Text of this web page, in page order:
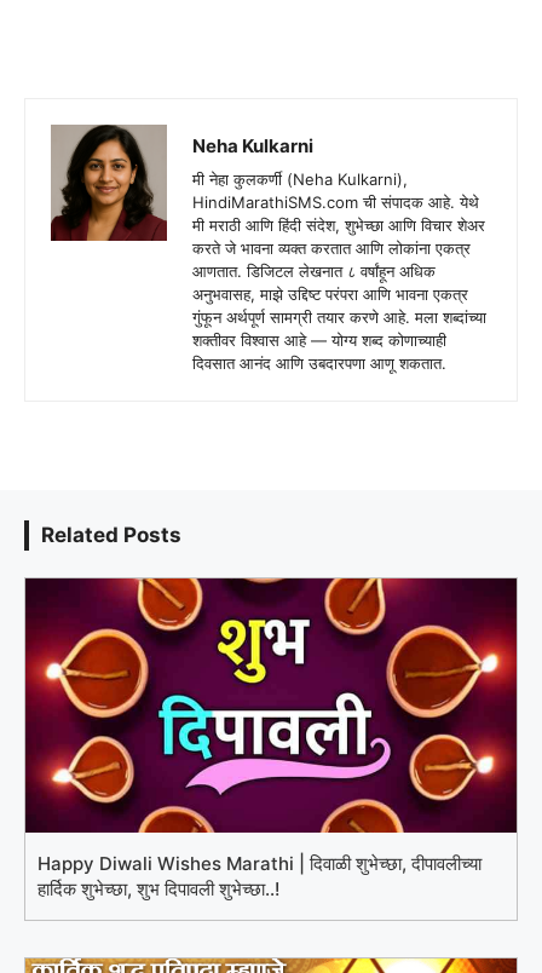
Neha Kulkarni
मी नेहा कुलकर्णी (Neha Kulkarni),
HindiMarathiSMS.com ची संपादक आहे. येथे
मी मराठी आणि हिंदी संदेश, शुभेच्छा आणि विचार शेअर
करते जे भावना व्यक्त करतात आणि लोकांना एकत्र
आणतात. डिजिटल लेखनात ८ वर्षांहून अधिक
अनुभवासह, माझे उद्दिष्ट परंपरा आणि भावना एकत्र
गुंफून अर्थपूर्ण सामग्री तयार करणे आहे. मला शब्दांच्या
शक्तीवर विश्वास आहे — योग्य शब्द कोणाच्याही
दिवसात आनंद आणि उबदारपणा आणू शकतात.
Related Posts
Happy Diwali Wishes Marathi | दिवाळी शुभेच्छा, दीपावलीच्या
हार्दिक शुभेच्छा, शुभ दिपावली शुभेच्छा..!